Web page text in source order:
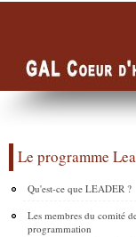
Le programme
Qu'est-ce que LEADER ?
Les membres du comité
programmation